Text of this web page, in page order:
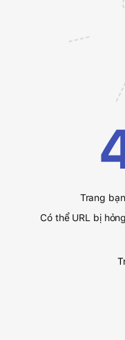
Trang
Có thể URL bị